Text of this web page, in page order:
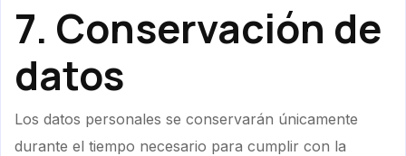
7. Conservación de
datos
Los datos personales se conservarán únicamente
durante el tiempo necesario para cumplir con la